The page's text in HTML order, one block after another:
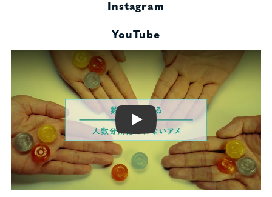
Instagram
YouTube
Play